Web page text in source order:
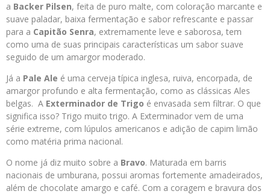
a Backer Pilsen, feita de puro malte, com coloração marcante e
suave paladar, baixa fermentação e sabor refrescante e passar
para a Capitão Senra, extremamente leve e saborosa, tem
como uma de suas principais características um sabor suave
seguido de um amargor moderado.
Já a Pale Ale é uma cerveja típica inglesa, ruiva, encorpada, de
amargor profundo e alta fermentação, como as clássicas Ales
belgas. A Exterminador de Trigo é envasada sem filtrar. O que
significa isso? Trigo muito trigo. A Exterminador vem de uma
série extreme, com lúpulos americanos e adição de capim limão
como matéria prima nacional.
O nome já diz muito sobre a Bravo. Maturada em barris
nacionais de umburana, possui aromas fortemente amadeirados,
além de chocolate amargo e café. Com a coragem e bravura dos